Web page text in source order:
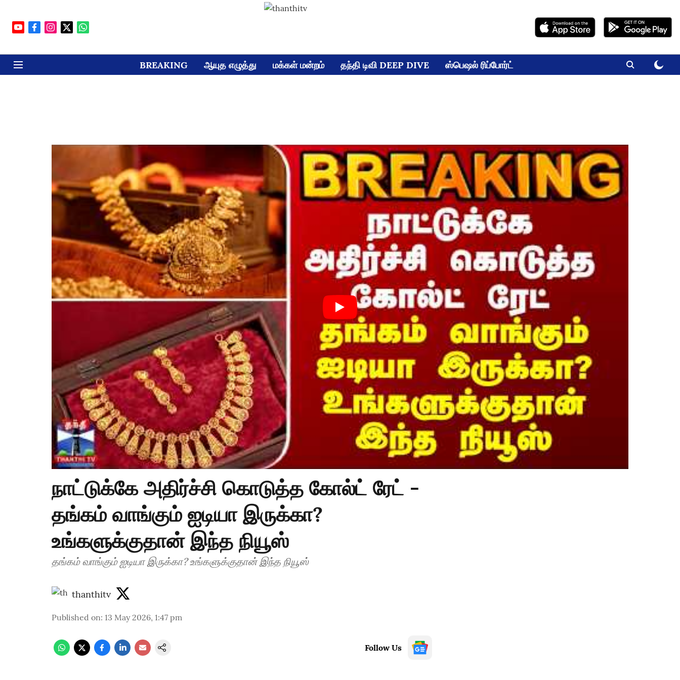
BREAKING ஆயுத எழுத்து மக்கள் மன்றம் தந்தி டிவி DEEP DIVE ஸ்பெஷல் ரிப்போர்ட்
நாட்டுக்கே அதிர்ச்சி கொடுத்த கோல்ட் ரேட் -
தங்கம் வாங்கும் ஐடியா இருக்கா?
உங்களுக்குதான் இந்த நியூஸ்
தங்கம் வாங்கும் ஐடியா இருக்கா? உங்களுக்குதான் இந்த நியூஸ்
thanthitv
Published on: 13 May 2026, 1:47 pm
Follow Us